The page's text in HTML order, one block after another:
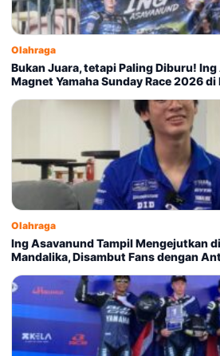
Olahraga
Bukan Juara, tetapi Paling Diburu!
Magnet Yamaha Sunday Race 2026
Olahraga
Ing Asavanund Tampil Mengejutkan
Mandalika, Disambut Fans dengan